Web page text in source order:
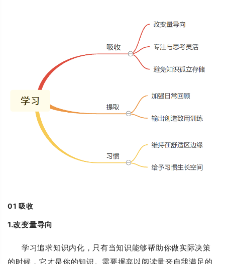
01吸收
1.改变量导向
学习追求知识内化，只有当知识能够帮助你做实际决策
的时候，它才是你的知识。需要摒弃以阅读量来自我满足的